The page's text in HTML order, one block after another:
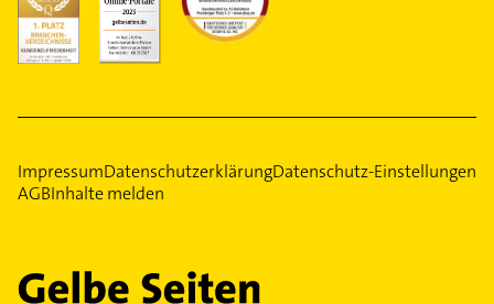
ImpressumDatenschutzerklärungDatenschutz-Einstellungen
AGBInhalte melden